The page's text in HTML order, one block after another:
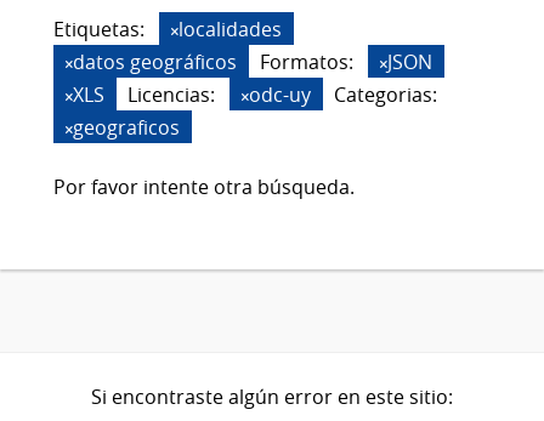
Etiquetas:
localidades
datos geográficos
Formatos:
JSON
XLS
Licencias: odc-uy
Categorias:
geograficos
Por favor intente otra búsqueda.
Si encontraste algún error en este sitio: